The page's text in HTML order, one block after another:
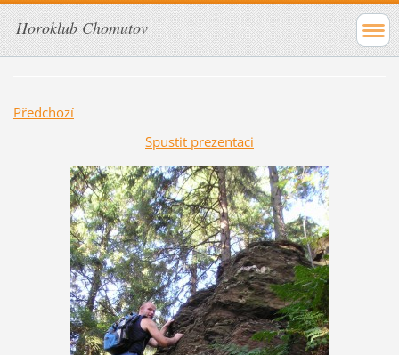
Horoklub Chomutov
Předchozí
Spustit prezentaci